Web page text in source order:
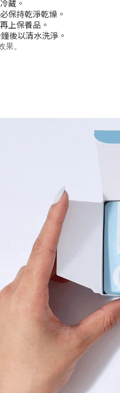
藏。
保持乾淨乾燥。
上保養品。
後以清水洗淨。
。